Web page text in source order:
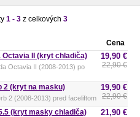
1 - 3 z celkových 3
Cena
II (kryt chladiča)
Octavia II (2008-2013) po
19,90 €
22,90 €
2 (kryt na masku)
2 (2008-2013) pred faceliftom
19,90 €
22,90 €
(kryt masky chladiča)
21,90 €